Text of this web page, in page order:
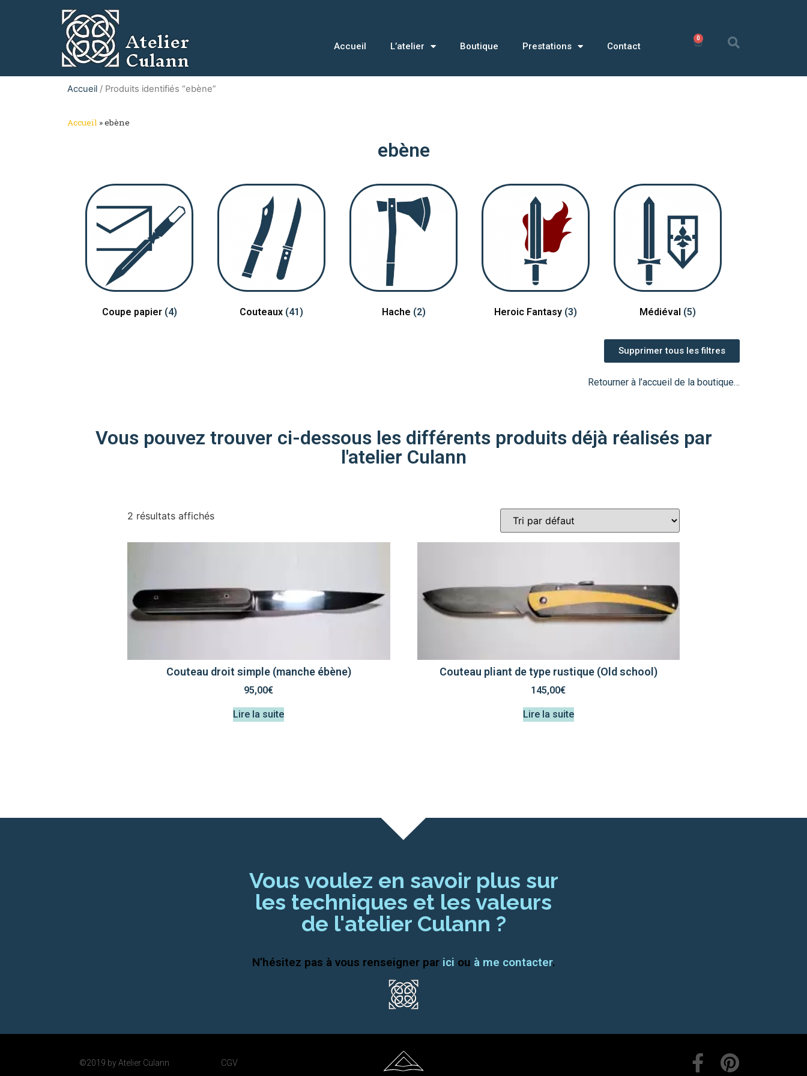
Atelier
Culann Accueil L’atelier Boutique Prestations Contact
0
Accueil / Produits identifiés “ebène”
Accueil »ebène
ebène
Coupe papier (4) Couteaux (41) Hache (2) Heroic Fantasy (3) Médiéval (5)
Supprimer tous les filtres
Retourner à l’accueil de la boutique…
Vous pouvez trouver ci-dessous les différents produits déjà réalisés par
l'atelier Culann
2 résultats affichés
Couteau droit simple (manche ébène)
95,00€
Lire la suite
Couteau pliant de type rustique (Old school)
145,00€
Lire la suite
Vous voulez en savoir plus sur
les techniques et les valeurs
de l'atelier Culann ?
N’hésitez pas à vous renseigner par ici ou à me contacter.
©2019 by Atelier Culann CGV